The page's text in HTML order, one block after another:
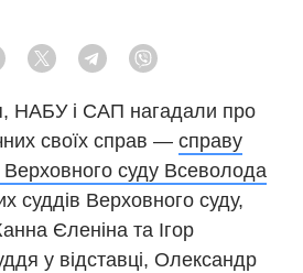
Twitter TelegramViber
НАБУ і САП нагадали про
своїх справ — справу
суду Всеволода
суддів Верховного суду,
Єленіна та Ігор
у відставці, Олександр